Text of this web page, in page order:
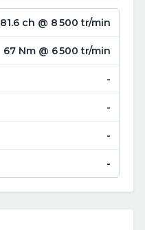
81.6 ch @ 8 500 tr/min
67 Nm @ 6 500 tr/min
-
-
-
-